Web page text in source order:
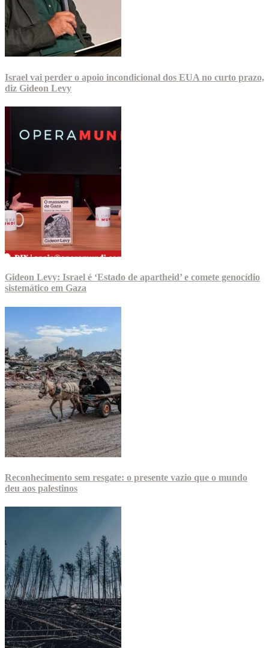
Israel vai perder o apoio incondicional dos EUA no curto prazo,
diz Gideon Levy
Gideon Levy: Israel é ‘Estado de apartheid’ e comete genocídio
sistemático em Gaza
Reconhecimento sem resgate: o presente vazio que o mundo
deu aos palestinos